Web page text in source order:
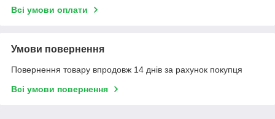
Всі умови оплати
Умови повернення
Повернення товару впродовж 14 днів за рахунок покупця
Всі умови повернення